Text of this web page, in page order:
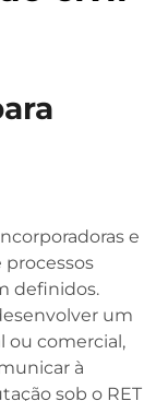
e
definidos.
um
ou comercial,
à
sob o RET